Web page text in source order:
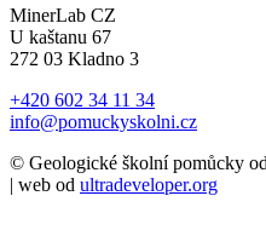
MinerLab CZ
U kaštanu 67
272 03 Kladno 3
+420 602 34 11 34
info@pomuckyskolni.cz
© Geologické školní pomůcky
| web od ultradeveloper.org